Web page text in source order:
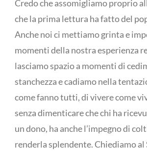
Credo che assomigliamo proprio
che la prima lettura ha fatto del
Anche noi ci mettiamo grinta e
momenti della nostra esperienza
lasciamo spazio a momenti di
stanchezza e cadiamo nella
come fanno tutti, di vivere come
senza dimenticare che chi ha
un dono, ha anche l’impegno di
renderla splendente. Chiediamo al